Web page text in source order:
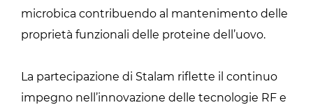
microbica contribuendo al mantenimento delle
proprietà funzionali delle proteine dell’uovo.
La partecipazione di Stalam riflette il continuo
impegno nell’innovazione delle tecnologie RF e